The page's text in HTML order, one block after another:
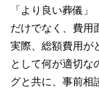
「より良い葬儀
だけでなく、費用
実際、総額費用が
として何が適切な
グと共に、事前相